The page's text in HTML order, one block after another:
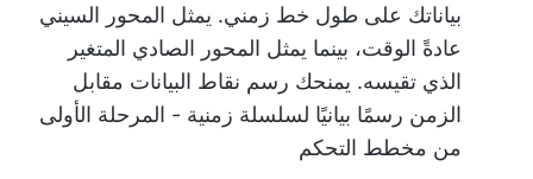
بياناتك على طول خط زمني. يمثل المحور السيني
عادةً الوقت، بينما يمثل المحور الصادي المتغير
الذي تقيسه. يمنحك رسم نقاط البيانات مقابل
الزمن رسمًا بيانيًا لسلسلة زمنية - المرحلة الأولى
من مخطط التحكم